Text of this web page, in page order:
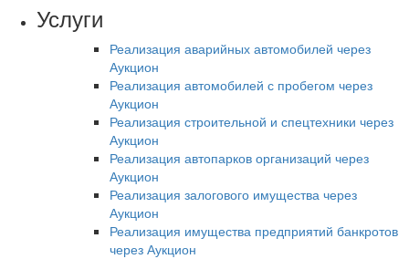
Услуги
Реализация аварийных автомобилей через
Аукцион
Реализация автомобилей с пробегом через
Аукцион
Реализация строительной и спецтехники через
Аукцион
Реализация автопарков организаций через
Аукцион
Реализация залогового имущества через
Аукцион
Реализация имущества предприятий банкротов
через Аукцион